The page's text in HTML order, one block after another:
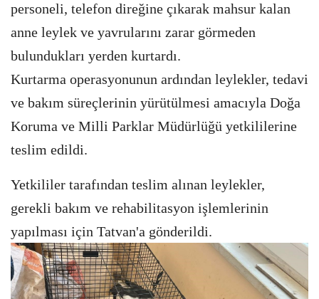
personeli, telefon direğine çıkarak mahsur kalan
anne leylek ve yavrularını zarar görmeden
bulundukları yerden kurtardı.
Kurtarma operasyonunun ardından leylekler, tedavi
ve bakım süreçlerinin yürütülmesi amacıyla Doğa
Koruma ve Milli Parklar Müdürlüğü yetkililerine
teslim edildi.
Yetkililer tarafından teslim alınan leylekler,
gerekli bakım ve rehabilitasyon işlemlerinin
yapılması için Tatvan'a gönderildi.